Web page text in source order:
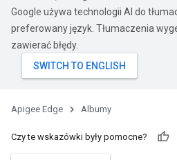
Google używa technologii AI do
preferowany język. Tłumaczenia
zawierać błędy.
Apigee Edge Albumy
Czy te wskazówki były pomocne?